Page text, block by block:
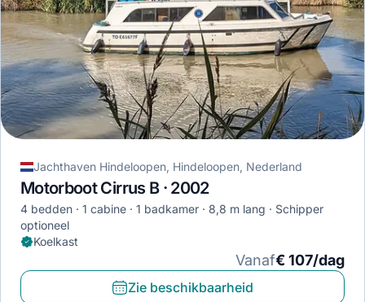
Jachthaven Hindeloopen, Hindeloopen, Nederland
Motorboot Cirrus B · 2002
4 bedden 1 cabine 1 badkamer 8,8 m lang
Schipper
optioneel
Koelkast
Vanaf€ 107/dag
Zie beschikbaarheid